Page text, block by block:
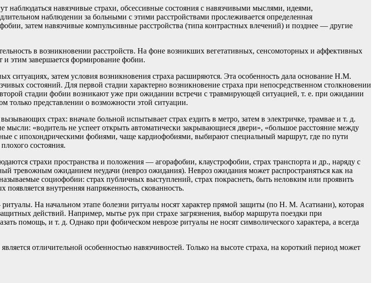
наблюдаться навязчивые страхи, обсессивные состояния с навязчивыми мыслями, идеями,
наблюдении за больными с этими расстройствами прослеживается определенная
затем навязчивые компульсивные расстройства (типа контрастных влечений) и позднее — другие
в возникновении расстройств. На фоне возникших вегетативных, сенсомоторных и аффективных
и этим завершается формирование фобии.
ситуациях, затем условия возникновения страха расширяются. Эта особенность дала основание Н.М.
состояний. Для первой стадии характерно возникновение страха при непосредственном столкновении
стадии фобии возникают уже при ожидании встречи с травмирующей ситуацией, т. е. при ожидании
только представлении о возможности этой ситуации.
страх: вначале больной испытывает страх ездить в метро, затем в электричке, трамвае и т. д.
«водитель не успеет открыть автоматически закрывающиеся двери», «большое расстояние между
с ипохондрическими фобиями, чаще кардиофобиями, выбирают специальный маршрут, где по пути
состояния.
страхи пространства и положения — агорафобии, клаустрофобии, страх транспорта и др., наряду с
тревожным ожиданием неудачи (невроз ожидания). Невроз ожидания может распространяться как на
социофобии: страх публичных выступлений, страх покраснеть, быть неловким или проявить
внутренняя напряженность, скованность.
На начальном этапе болезни ритуалы носят характер прямой защиты (по Н. М. Асатиани), которая
действий. Например, мытье рук при страхе загрязнения, выбор маршрута поездки при
помощь, и т. д. Однако при фобическом неврозе ритуалы не носят символического характера, а всегда
отличительной особенностью навязчивостей. Только на высоте страха, на короткий период может